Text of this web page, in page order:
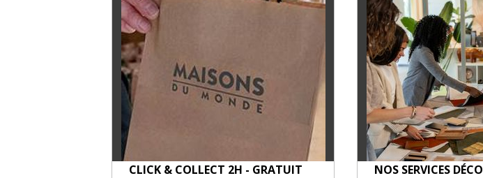
CLICK & COLLECT 2H - GRATUIT
NOS SERVICES DÉCO